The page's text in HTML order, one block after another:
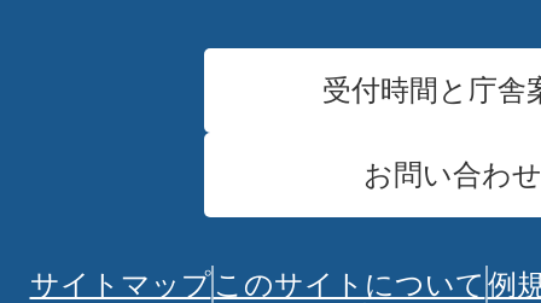
受付時間と庁舎
お問い合わせ
サイトマップこのサイトについて 例